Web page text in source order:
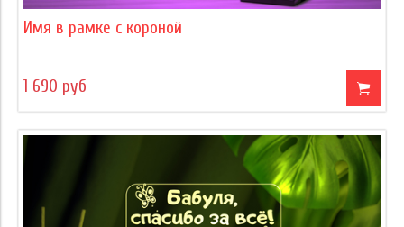
Имя в рамке с короной
1 690 руб